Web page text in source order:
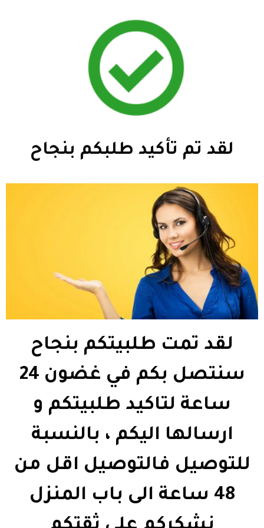
لقد تم تأكيد طلبكم بنجاح
لقد تمت طلبيتكم بنجاح
سنتصل بكم في غضون 24
ساعة لتاكيد طلبيتكم و
ارسالها اليكم ، بالنسبة
للتوصيل فالتوصيل اقل من
48 ساعة الى باب المنزل